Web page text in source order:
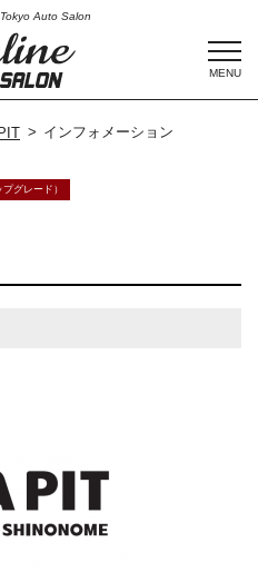
Auto Salon
MENU
インフォメーション
グレード）